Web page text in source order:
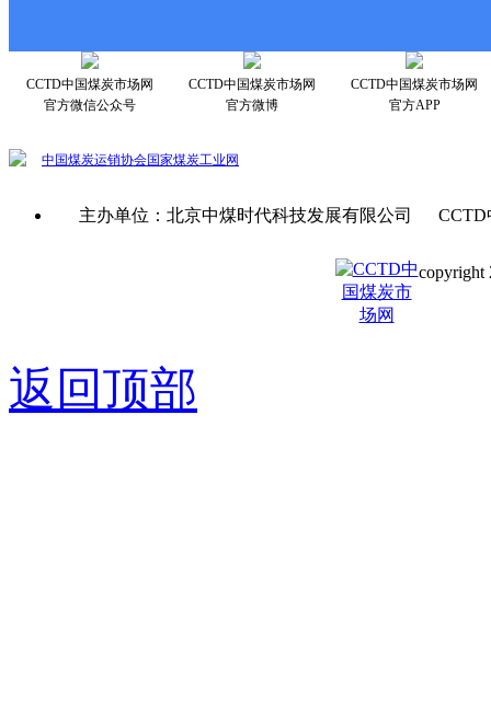
CCTD中国煤炭市场网
官方微信公众号
CCTD中国煤炭市场网
官方微博
CCTD中国煤炭市场网
官方APP
中国煤炭运销协会国家煤炭工业网
主办单位：北京中煤时代科技发展有限公司
copyright
返回顶部